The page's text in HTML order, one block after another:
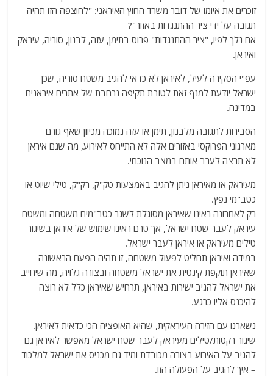
זוכרים את איומו של דובר משרד החוץ האיראני: "לחוצפה הזו תהיה
תגובה על ידי ציר ההתנגדות באזור"?
אם נלך לפיו, "ציר ההתנגדות" פרוס בתימן, עזה, לבנון, סוריה, עיראק
ואיראן.
עפ"י הסקירה לעיל, לאיראן לא כדאי להגיב משטח סוריה, שכן
ישראל יודעת למנף זאת לטובת תקיפה נרחבת של אתרים איראנים
במדינה.
הסבירות לתגובה מלבנון, תימן או עזה נמוכה מכיוון שאף גורם
מארגוני הפרוקסי באזורים אלה לא התייחס לאירוע, מה שגם איראן
לא תרצה לערב אותם במצב הנוכחי.
מעיראק או מאיראן ניתן להגיב באמצעות טק"ק, רק"ק, טילי שיוט או
כטב"מי נפץ.
רק לאחרונה ראינו שאיראן מסוגלת לשגר כטב"מים משטחה ומשטח
עיראק לעבר שטח ישראל, אך טרם ראינו שימוש של איראן בשיגור
טילים מעיראק או איראן לעבר ישראל.
במידה ואיראן תחליט לפעול משטחה, זו תהיה הפעם הראשונה
שאיראן תוקפת קינטית את ישראל משטחה ובצורה גלויה, מה שיחייב
את ישראל להגיב ישירות באיראן, תרחיש שאיראן כלל לא רוצה
להיכנס אליו כרגע.
נשארנו עם הזירה העיראקית, שהיא האופציה הכי כדאית לאיראן.
שיגור רקטות/טילים מעיראק לעבר שטח ישראל מאפשר לאיראן גם
להגיב על האירוע בצורה מכובדת ומיד גם מכניס את ישראל למלכוד
– איך להגיב על הפעולה הזו.